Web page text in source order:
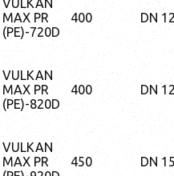
VULKAN
MAX PR
(PE)-720D
400 DN
VULKAN
MAX PR
(PE)-820D
400 DN
VULKAN
MAX PR
450 DN